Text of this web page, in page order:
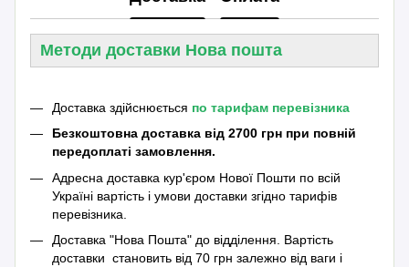
Методи доставки Нова пошта
Доставка здійснюється по тарифам перевізника
Безкоштовна доставка від 2700 грн при повній
передоплаті замовлення.
Адресна доставка кур'єром Нової Пошти по всій
Україні вартість і умови доставки згідно тарифів
перевізника.
Доставка "Нова Пошта" до відділення. Вартість
доставки становить від 70 грн залежно від ваги і